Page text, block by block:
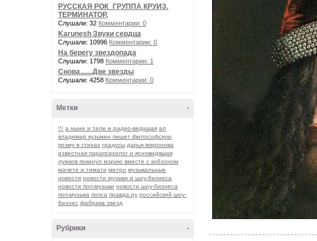
РУССКАЯ РОК_ГРУППА КРУИЗ.
ТЕРМИНАТОР,
Слушали: 32 Комментарии: 0
Karunesh Звуки сердца
Слушали: 10996 Комментарии: 0
На берегу звездопада
Слушали: 1798 Комментарии: 1
Снова.......Две звезды
Слушали: 4258 Комментарии: 0
-
Метки
!!! а ныне и теле и радио-ведущая ал
владимир кузьмин пишет философскую
поэму в стихах градусы дарья миронова
известная парапсихолог и ясновидящая
лужков покинул мэрию вместе с кобзоном
мачете и тимати метро музыкальные
новости новости музыки и шоу-бизнеса
новости поп-музыки новости шоу-бизнеса
поп-музыка попса правда.ру российский шоу-
бизнес фабрика звезд
-
Рубрики